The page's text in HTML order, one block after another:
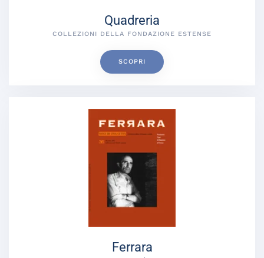
Quadreria
COLLEZIONI DELLA FONDAZIONE ESTENSE
SCOPRI
Ferrara